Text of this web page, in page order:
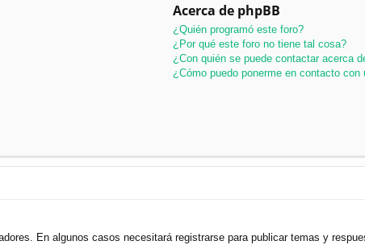
Acerca de phpBB
¿Quién programó este foro?
¿Por qué este foro no tiene tal cosa?
¿Con quién se puede contactar acerca
¿Cómo puedo ponerme en contacto con
En algunos casos necesitará registrarse para publicar temas y